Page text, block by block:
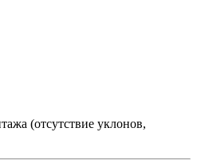
(отсутствие уклонов,